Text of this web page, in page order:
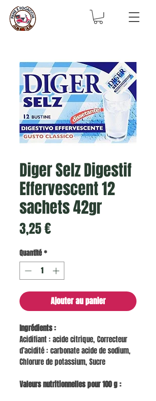
Diger Selz Digestif
Effervescent 12
sachets 42gr
3,25 €Prix
Quantité*
Ajouter au panier
Ingrédients :
Acidifiant : acide citrique, Correcteur
d’acidité : carbonate acide de sodium,
Chlorure de potassium, Sucre
Valeurs nutritionnelles pour 100 g :